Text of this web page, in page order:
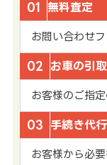
01 無料査定
お問い合わせ
02 お車の引取
お客様のご指
03 手続き代行
お客様から必